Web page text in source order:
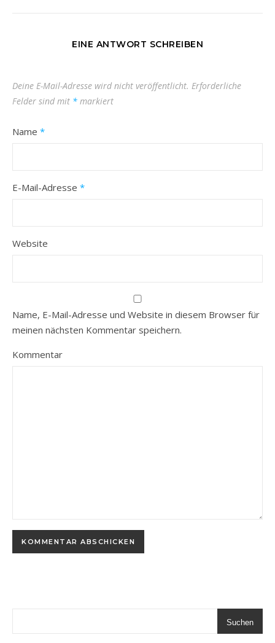
EINE ANTWORT SCHREIBEN
Deine E-Mail-Adresse wird nicht veröffentlicht. Erforderliche
Felder sind mit * markiert
Name *
E-Mail-Adresse *
Website
Name, E-Mail-Adresse und Website in diesem Browser für
meinen nächsten Kommentar speichern.
Kommentar
Suchen